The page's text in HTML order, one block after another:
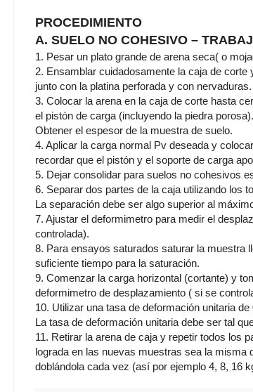
PROCEDIMIENTO
A. SUELO NO COHESIVO –
1. Pesar un plato grande de arena seca( o
2. Ensamblar cuidadosamente la caja de
junto con la platina perforada y con nervaduras.
3. Colocar la arena en la caja de corte hasta
el pistón de carga (incluyendo la piedra porosa).
Obtener el espesor de la muestra de suelo.
4. Aplicar la carga normal Pv deseada y
recordar que el pistón y el soporte de carga
5. Dejar consolidar para suelos no cohesivos
6. Separar dos partes de la caja utilizando los
La separación debe ser algo superior al
7. Ajustar el deformimetro para medir el
controlada).
8. Para ensayos saturados saturar la muestra
suficiente tiempo para la saturación.
9. Comenzar la carga horizontal (cortante) y
deformimetro de desplazamiento ( si se
10. Utilizar una tasa de deformación unitaria
La tasa de deformación unitaria debe ser tal
11. Retirar la arena de caja y repetir todos los
lograda en las nuevas muestras sea la misma
doblándola cada vez (así por ejemplo 4, 8, 16